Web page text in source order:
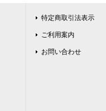
特定商取引法表示
ご利用案内
お問い合わせ